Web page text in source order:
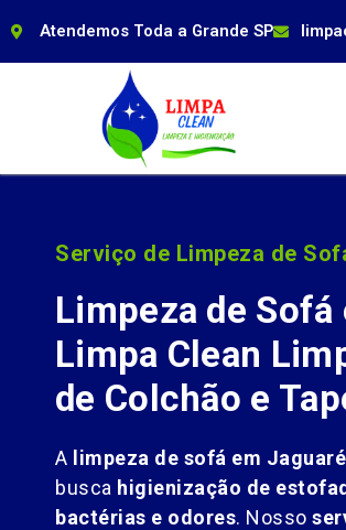
Atendemos Toda a Grande SP
Serviço de Limpeza de
Limpeza de Sofá
Limpa Clean
de Colchão e
A limpeza de sofá em
busca higienização de
bactérias e odores. Nosso